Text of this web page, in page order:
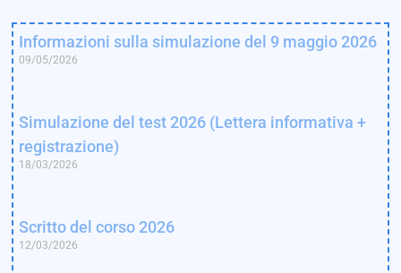
Informazioni sulla simulazione del 9 maggio 2026
09/05/2026
Simulazione del test 2026 (Lettera informativa +
registrazione)
18/03/2026
Scritto del corso 2026
12/03/2026